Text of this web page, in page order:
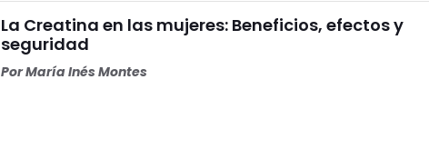
La Creatina en las mujeres: Beneficios, efectos y
seguridad
PorMaría Inés Montes